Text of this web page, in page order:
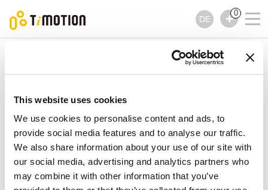
This website uses cookies
We use cookies to personalise content and ads, to
provide social media features and to analyse our traffic.
We also share information about your use of our site with
our social media, advertising and analytics partners who
may combine it with other information that you’ve
DE
0
TL9KR Serie
Hubsäulen